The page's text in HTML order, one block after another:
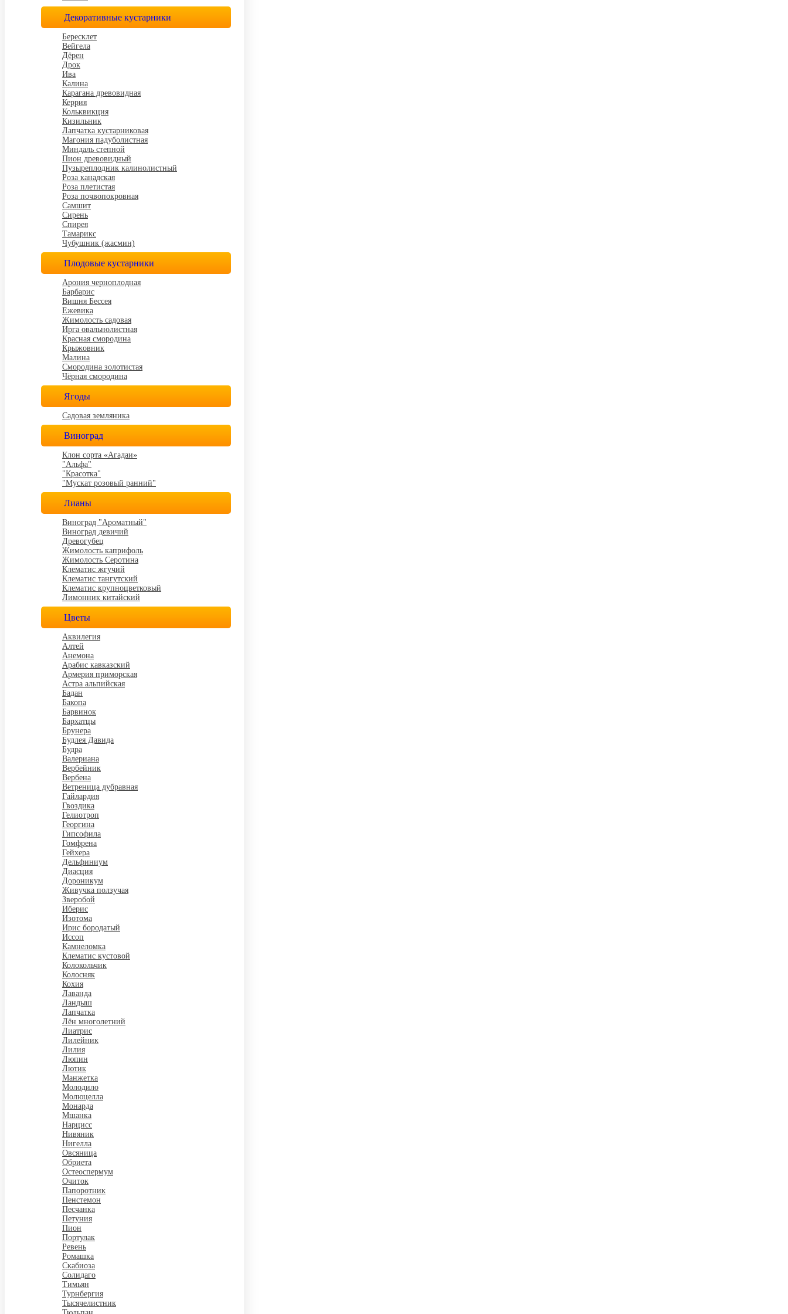
Декоративные кустарники
Бересклет
Вейгела
Дёрен
Дрок
Ива
Калина
Карагана древовидная
Керрия
Кольквикция
Кизильник
Лапчатка кустарниковая
Магония падуболистная
Миндаль степной
Пион древовидный
Пузыреплодник калинолистный
Роза канадская
Роза плетистая
Роза почвопокровная
Самшит
Сирень
Спирея
Тамарикс
Чубушник (жасмин)
Плодовые кустарники
Арония черноплодная
Барбарис
Вишня Бессея
Ежевика
Жимолость садовая
Ирга овальнолистная
Красная смородина
Крыжовник
Малина
Смородина золотистая
Чёрная смородина
Ягоды
Садовая земляника
Виноград
Клон сорта «Агадаи»
"Альфа"
"Красотка"
"Мускат розовый ранний"
Лианы
Виноград "Ароматный"
Виноград девичий
Древогубец
Жимолость каприфоль
Жимолость Серотина
Клематис жгучий
Клематис тангутский
Клематис крупноцветковый
Лимонник китайский
Цветы
Аквилегия
Алтей
Анемона
Арабис кавказский
Армерия приморская
Астра альпийская
Бадан
Бакопа
Барвинок
Бархатцы
Брунера
Будлея Давида
Будра
Валериана
Вербейник
Вербена
Ветреница дубравная
Гайлардия
Гвоздика
Гелиотроп
Георгина
Гипсофила
Гомфрена
Гейхера
Дельфиниум
Диасция
Дороникум
Живучка ползучая
Зверобой
Иберис
Изотома
Ирис бородатый
Иссоп
Камнеломка
Клематис кустовой
Колокольчик
Колосняк
Кохия
Лаванда
Ландыш
Лапчатка
Лён многолетний
Лиатрис
Лилейник
Лилия
Люпин
Лютик
Манжетка
Молодило
Молюцелла
Монарда
Мшанка
Нарцисс
Нивяник
Нигелла
Овсяница
Обриета
Остеоспермум
Очиток
Папоротник
Пенстемон
Песчанка
Петуния
Пион
Портулак
Ревень
Ромашка
Скабиоза
Солидаго
Тимьян
Турнбергия
Тысячелистник